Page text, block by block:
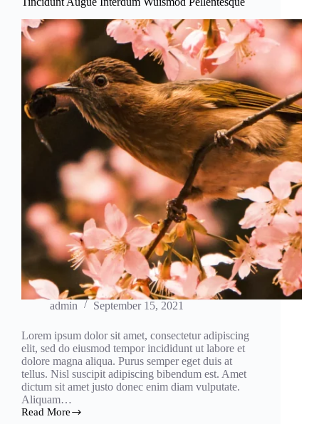
admin September 15, 2021
Lorem ipsum dolor sit amet, consectetur adipiscing
elit, sed do eiusmod tempor incididunt ut labore et
dolore magna aliqua. Purus semper eget duis at
tellus. Nisl suscipit adipiscing bibendum est. Amet
dictum sit amet justo donec enim diam vulputate.
Aliquam…
Read More
Tincidunt